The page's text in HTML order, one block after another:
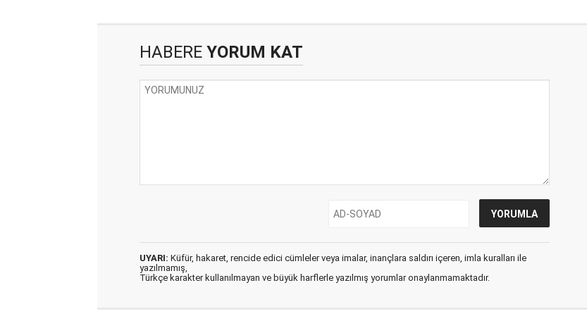
HABERE YORUM KAT
UYARI: Küfür, hakaret, rencide edici cümleler veya imalar, inançlara saldırı içeren, imla kuralları ile
yazılmamış,
Türkçe karakter kullanılmayan ve büyük harflerle yazılmış yorumlar onaylanmamaktadır.